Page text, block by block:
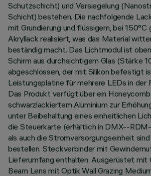
Schutzschicht) und Versiegelung
Schicht) bestehen. Die nachfolgende
mit Grundierung und flüssigem, bei 150°C
Akryllack realisiert, was das Material
beständig macht. Das Lichtmodul ist
Schirm aus durchsichtigem Glas (Stärke
abgeschlossen, der mit Silikon befestigt
Leistungsplatine für mehrere LEDs in der
Das Produkt verfügt über ein Honeycomb
schwarzlackiertem Aluminium zur
unter Beibehaltung eines einheitlichen
die Steuerkarte (erhältlich in DMX--
als auch die Stromversorgungseinheit
bestellen. Steckverbinder mit
Lieferumfang enthalten. Ausgerüstet mit
Beam Lens mit Optik Wall Grazing